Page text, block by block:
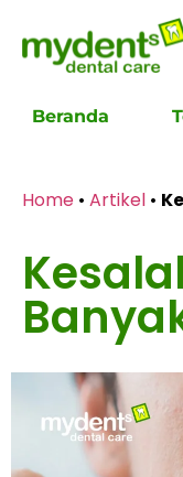
Beranda
Home • Artikel •